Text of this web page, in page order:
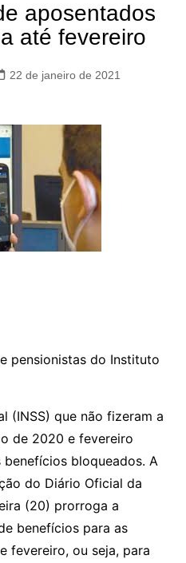
aposentados
até fevereiro
22 de janeiro de 2021
pensionistas do Instituto
(INSS) que não fizeram a
de 2020 e fevereiro
bloqueados. A
do Diário Oficial da
(20) prorroga a
benefícios para as
fevereiro, ou seja, para